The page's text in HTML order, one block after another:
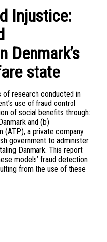
Injustice:
Denmark’s
state
of research conducted in
use of fraud control
of social benefits through:
and (b)
(ATP), a private company
government to administer
Danmark. This report
models’ fraud detection
from the use of these